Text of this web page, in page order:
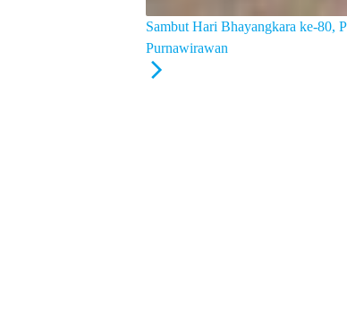
Sambut Hari Bhayangkara ke-80,
Purnawirawan